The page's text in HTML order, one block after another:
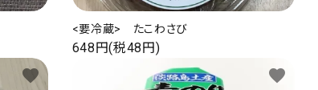
<要冷蔵> たこわさび
648円(税48円)
favorite favorite